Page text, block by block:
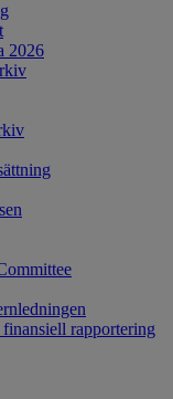
2026
rapportering